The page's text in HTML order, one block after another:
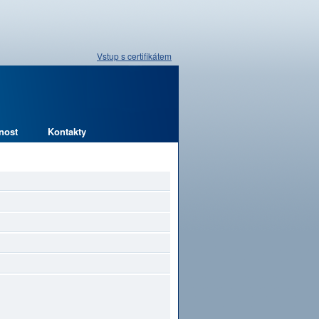
Vstup s certifikátem
Kontakty